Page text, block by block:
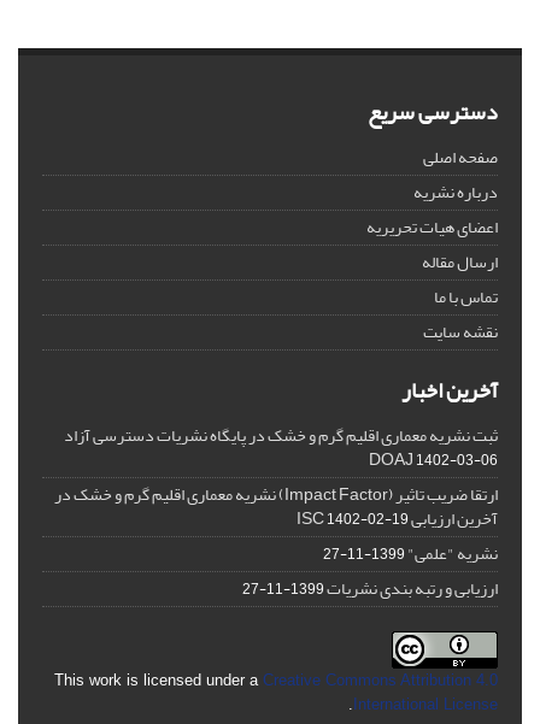
دسترسی سریع
صفحه اصلی
درباره نشریه
اعضای هیات تحریریه
ارسال مقاله
تماس با ما
نقشه سایت
آخرین اخبار
ثبت نشریه معماری اقلیم گرم و خشک در پایگاه نشریات دسترسی آزاد
DOAJ1402-03-06
ارتقا ضریب تاثیر (Impact Factor) نشریه معماری اقلیم گرم و خشک در
آخرین ارزیابی ISC1402-02-19
نشریه "علمی"1399-11-27
ارزیابی و رتبه بندی نشریات1399-11-27
This work is licensed under a Creative Commons Attribution 4.0
International License
.